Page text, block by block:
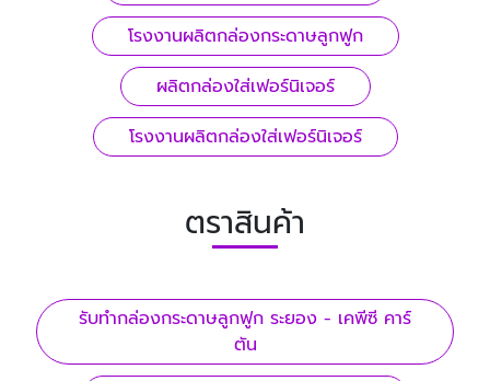
โรงงานผลิตกล่องกระดาษลูกฟูก
ผลิตกล่องใส่เฟอร์นิเจอร์
โรงงานผลิตกล่องใส่เฟอร์นิเจอร์
ตราสินค้า
รับทํากล่องกระดาษลูกฟูก ระยอง - เคพีซี คาร์
ตัน